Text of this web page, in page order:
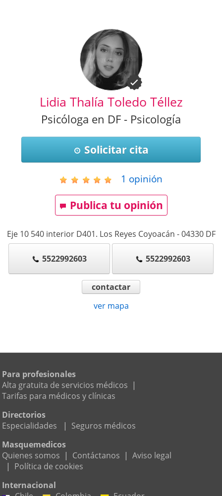
Lidia Thalía Toledo Téllez
Psicóloga en DF - Psicología
Solicitar cita
1 opinión
Publica tu opinión
Eje 10 540 interior D401. Los Reyes Coyoacán -04330 DF
5522992603 5522992603
contactar
ver mapa
Para profesionales
Alta gratuita de servicios médicos |
Tarifas para médicos y clínicas
Directorios
Especialidades
| Seguros médicos
Masquemedicos
Quienes somos | Contáctanos | Aviso legal
| Política de cookies
Internacional